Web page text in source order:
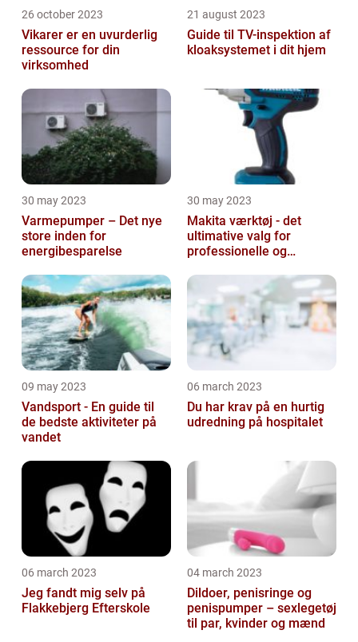
26 october 2023
Vikarer er en uvurderlig
ressource for din
virksomhed
21 august 2023
Guide til TV-inspektion af
kloaksystemet i dit hjem
30 may 2023
Varmepumper – Det nye
store inden for
energibesparelse
30 may 2023
Makita værktøj - det
ultimative valg for
professionelle og
selv'ere
09 may 2023
Vandsport - En guide til
de bedste aktiviteter på
vandet
06 march 2023
Du har krav på en hurtig
udredning på hospitalet
06 march 2023
Jeg fandt mig selv på
Flakkebjerg Efterskole
04 march 2023
Dildoer, penisringe og
penispumper – sexlegetøj
til par, kvinder og mænd